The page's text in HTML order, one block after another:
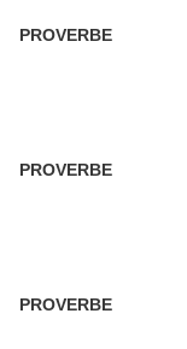
PROVERBE
PROVERBE
PROVERBE